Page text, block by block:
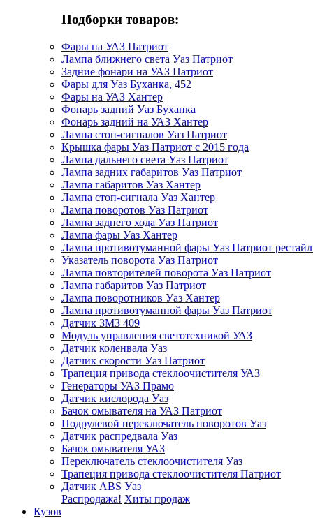
Подборки товаров:
Фары на УАЗ Патриот
Лампа ближнего света Уаз Патриот
Задние фонари на УАЗ Патриот
Фары для Уаз Буханка, 452
Фары на УАЗ Хантер
Фонарь задний Уаз Буханка
Фонарь задний на УАЗ Хантер
Лампа стоп-сигналов Уаз Патриот
Крышка фары Уаз Патриот с 2015 года
Лампа дальнего света Уаз Патриот
Лампа задних габаритов Уаз Патриот
Лампа габаритов Уаз Хантер
Лампа стоп-сигнала Уаз Хантер
Лампа поворотов Уаз Патриот
Лампа заднего хода Уаз Патриот
Лампа фары Уаз Хантер
Лампа противотуманной фары Уаз Патриот
Указатель поворота Уаз Патриот
Лампа повторителей поворота Уаз Патриот
Лампа габаритов Уаз Патриот
Лампа поворотников Уаз Хантер
Лампа противотуманной фары Уаз Патриот
Датчик ЗМЗ 409
Модуль управления светотехникой УАЗ
Датчик коленвала Уаз
Датчик скорости Уаз Патриот
Трапеция привода стеклоочистителя УАЗ
Генераторы УАЗ Прамо
Датчик кислорода Уаз
Бачок омывателя на УАЗ Патриот
Подрулевой переключатель поворотов Уаз
Датчик распредвала Уаз
Бачок омывателя УАЗ
Переключатель стеклоочистителя Уаз
Трапеция привода стеклоочистителя Патриот
Датчик ABS Уаз
Распродажа! Хиты продаж
Кузов